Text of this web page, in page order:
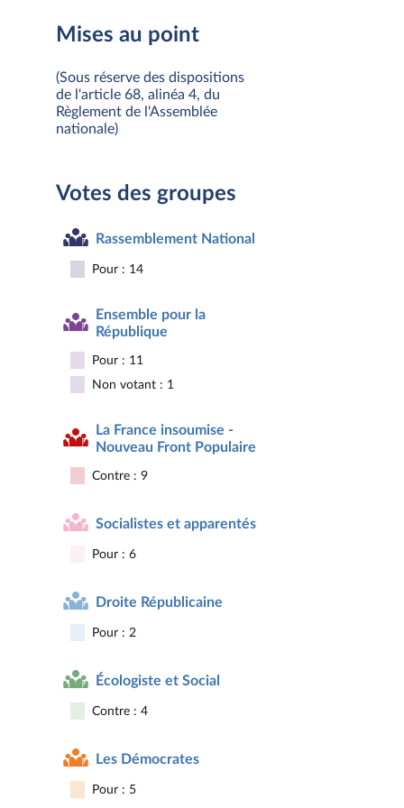
Mises au point
(Sous réserve des dispositions
de l'article 68, alinéa 4, du
Règlement de l'Assemblée
nationale)
Votes des groupes
Rassemblement National
Pour : 14
Ensemble pour la
République
Pour : 11
Non votant : 1
La France insoumise -
Nouveau Front Populaire
Contre : 9
Socialistes et apparentés
Pour : 6
Droite Républicaine
Pour : 2
Écologiste et Social
Contre : 4
Les Démocrates
Pour : 5